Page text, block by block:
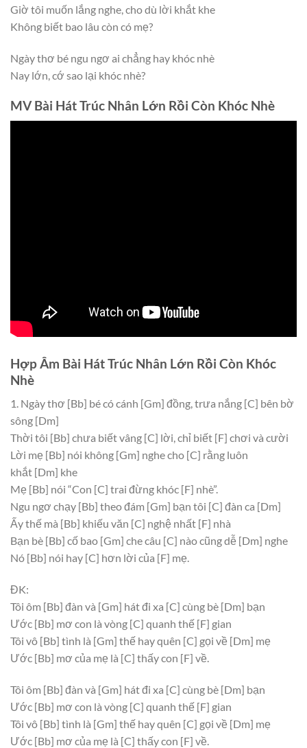
Giờ tôi muốn lắng nghe, cho dù lời khắt khe
Không biết bao lâu còn có mẹ?
Ngày thơ bé ngu ngơ ai chẳng hay khóc nhè
Nay lớn, cớ sao lại khóc nhè?
MV Bài Hát Trúc Nhân Lớn Rồi Còn Khóc Nhè
Hợp Âm Bài Hát Trúc Nhân Lớn Rồi Còn Khóc
Nhè
1. Ngày thơ [Bb] bé có cánh [Gm] đồng, trưa nắng [C] bên bờ
sông [Dm]
Thời tôi [Bb] chưa biết vâng [C] lời, chỉ biết [F] chơi và cười
Lời mẹ [Bb] nói không [Gm] nghe cho [C] rằng luôn
khắt [Dm] khe
Mẹ [Bb] nói “Con [C] trai đừng khóc [F] nhè”.
Ngu ngơ chạy [Bb] theo đám [Gm] bạn tôi [C] đàn ca [Dm]
Ấy thế mà [Bb] khiếu văn [C] nghệ nhất [F] nhà
Bạn bè [Bb] cố bao [Gm] che câu [C] nào cũng dễ [Dm] nghe
Nó [Bb] nói hay [C] hơn lời của [F] mẹ.
ĐK:
Tôi ôm [Bb] đàn và [Gm] hát đi xa [C] cùng bè [Dm] bạn
Ước [Bb] mơ con là vòng [C] quanh thế [F] gian
Tôi vô [Bb] tình là [Gm] thế hay quên [C] gọi về [Dm] mẹ
Ước [Bb] mơ của mẹ là [C] thấy con [F] về.
Tôi ôm [Bb] đàn và [Gm] hát đi xa [C] cùng bè [Dm] bạn
Ước [Bb] mơ con là vòng [C] quanh thế [F] gian
Tôi vô [Bb] tình là [Gm] thế hay quên [C] gọi về [Dm] mẹ
Ước [Bb] mơ của mẹ là [C] thấy con [F] về.